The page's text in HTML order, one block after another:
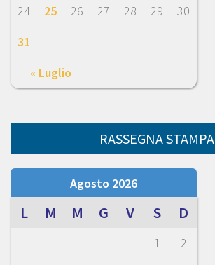
« Luglio
24
25 26 27 28 29
30
31
RASSEGNA STAMPA
Agosto 2026
L M M G V S D
1
2